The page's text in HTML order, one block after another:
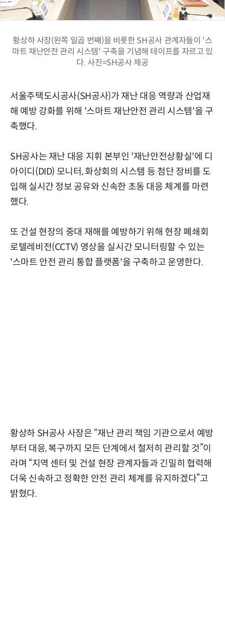
황상하 사장(왼쪽 일곱 번째)을 비롯한 SH공사 관계자들이 '스
마트 재난안전 관리 시스템' 구축을 기념해 테이프를 자르고 있
다. 사진=SH공사 제공
서울주택도시공사(SH공사)가 재난 대응 역량과 산업재
해 예방 강화를 위해 '스마트 재난안전 관리 시스템'을 구
축했다.
SH공사는 재난 대응 지휘 본부인 '재난안전상황실'에 디
아이디(DID) 모니터, 화상회의 시스템 등 첨단 장비를 도
입해 실시간 정보 공유와 신속한 초동 대응 체계를 마련
했다.
또 건설 현장의 중대 재해를 예방하기 위해 현장 폐쇄회
로텔레비전(CCTV) 영상을 실시간 모니터링할 수 있는
'스마트 안전 관리 통합 플랫폼'을 구축하고 운영한다.
황상하 SH공사 사장은 “재난 관리 책임 기관으로서 예방
부터 대응, 복구까지 모든 단계에서 철저히 관리할 것”이
라며 “지역 센터 및 건설 현장 관계자들과 긴밀히 협력해
더욱 신속하고 정확한 안전 관리 체계를 유지하겠다”고
밝혔다.